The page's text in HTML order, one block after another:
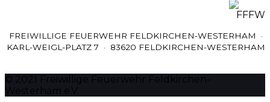
FREIWILLIGE FEUERWEHR FELDKIRCHEN-WESTERHAM ·
KARL-WEIGL-PLATZ 7 · 83620 FELDKIRCHEN-WESTERHAM
© 2021 Freiwillige Feuerwehr Feldkirchen-
Westerham e.V.